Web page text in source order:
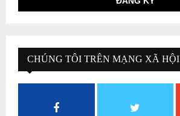
CHÚNG TÔI TRÊN MẠNG XÃ HỘI